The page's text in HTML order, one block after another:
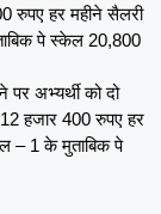
रुपए हर महीने सैलरी
पे स्केल 20,800
पर अभ्यर्थी को दो
हजार 400 रुपए हर
– 1 के मुताबिक पे